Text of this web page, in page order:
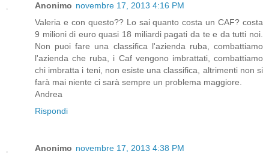
Anonimo novembre 17, 2013 4:16 PM
Valeria e con questo?? Lo sai quanto costa un CAF? costa
9 milioni di euro quasi 18 miliardi pagati da te e da tutti noi.
Non puoi fare una classifica l'azienda ruba, combattiamo
l'azienda che ruba, i Caf vengono imbrattati, combattiamo
chi imbratta i teni, non esiste una classifica, altrimenti non si
farà mai niente ci sarà sempre un problema maggiore.
Andrea
Rispondi
Anonimo novembre 17, 2013 4:38 PM